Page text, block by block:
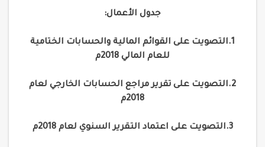
جدول الأعمال:
1.التصويت على القوائم المالية والحسابات الختامية
للعام المالي 2018م
2.التصويت على تقرير مراجع الحسابات الخارجي لعام
2018م